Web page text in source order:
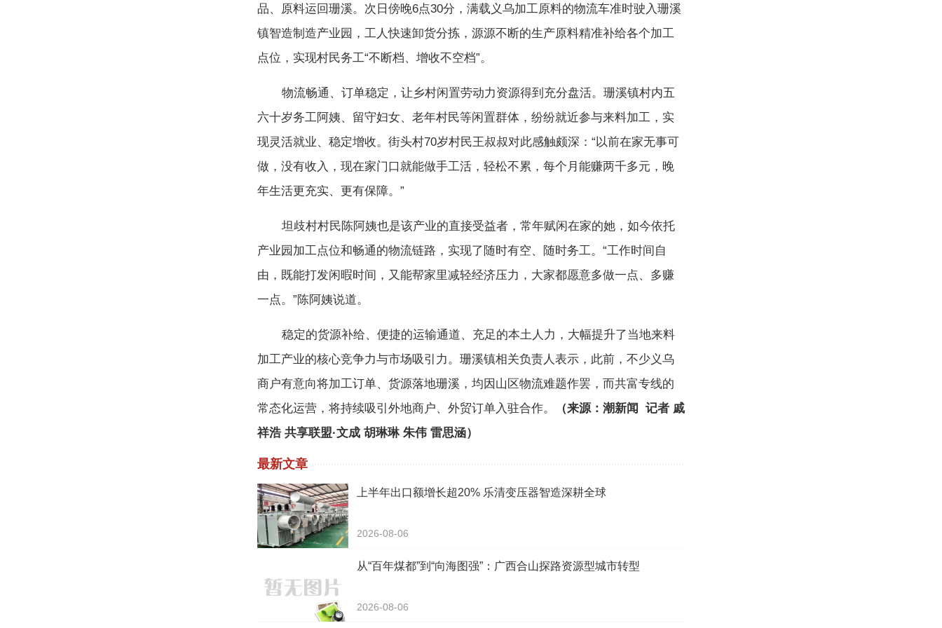
品、原料运回珊溪。次日傍晚6点30分，满载义乌加工原料的物流车准时驶入珊溪
镇智造制造产业园，工人快速卸货分拣，源源不断的生产原料精准补给各个加工
点位，实现村民务工“不断档、增收不空档”。
物流畅通、订单稳定，让乡村闲置劳动力资源得到充分盘活。珊溪镇村内五
六十岁务工阿姨、留守妇女、老年村民等闲置群体，纷纷就近参与来料加工，实
现灵活就业、稳定增收。街头村70岁村民王叔叔对此感触颇深：“以前在家无事可
做，没有收入，现在家门口就能做手工活，轻松不累，每个月能赚两千多元，晚
年生活更充实、更有保障。”
坦歧村村民陈阿姨也是该产业的直接受益者，常年赋闲在家的她，如今依托
产业园加工点位和畅通的物流链路，实现了随时有空、随时务工。“工作时间自
由，既能打发闲暇时间，又能帮家里减轻经济压力，大家都愿意多做一点、多赚
一点。”陈阿姨说道。
稳定的货源补给、便捷的运输通道、充足的本土人力，大幅提升了当地来料
加工产业的核心竞争力与市场吸引力。珊溪镇相关负责人表示，此前，不少义乌
商户有意向将加工订单、货源落地珊溪，均因山区物流难题作罢，而共富专线的
常态化运营，将持续吸引外地商户、外贸订单入驻合作。
（来源：潮新闻 记者 戚
祥浩 共享联盟·文成 胡琳琳 朱伟 雷思涵）
最新文章
上半年出口额增长超20% 乐清变压器智造深耕全球
2026-08-06
从“百年煤都”到“向海图强”：广西合山探路资源型城市转型
2026-08-06